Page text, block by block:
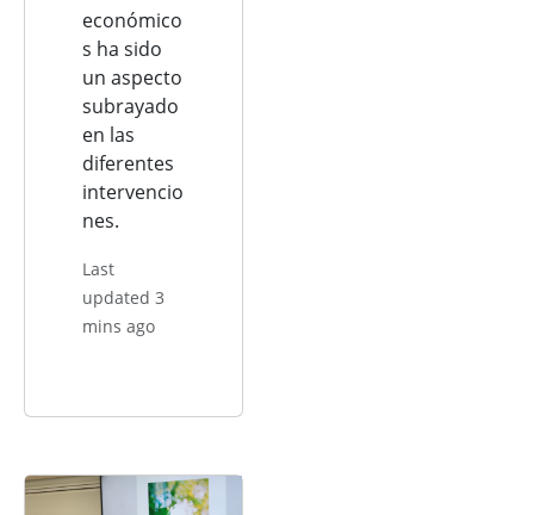
económico
s ha sido
un aspecto
subrayado
en las
diferentes
intervencio
nes.
Last
updated 3
mins ago